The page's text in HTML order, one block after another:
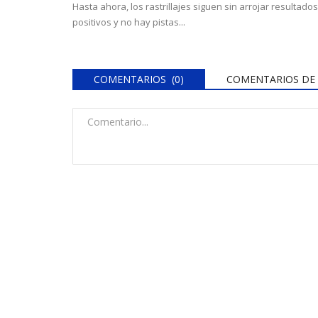
Hasta ahora, los rastrillajes siguen sin arrojar resultados
positivos y no hay pistas...
COMENTARIOS (0) COMENTARIOS